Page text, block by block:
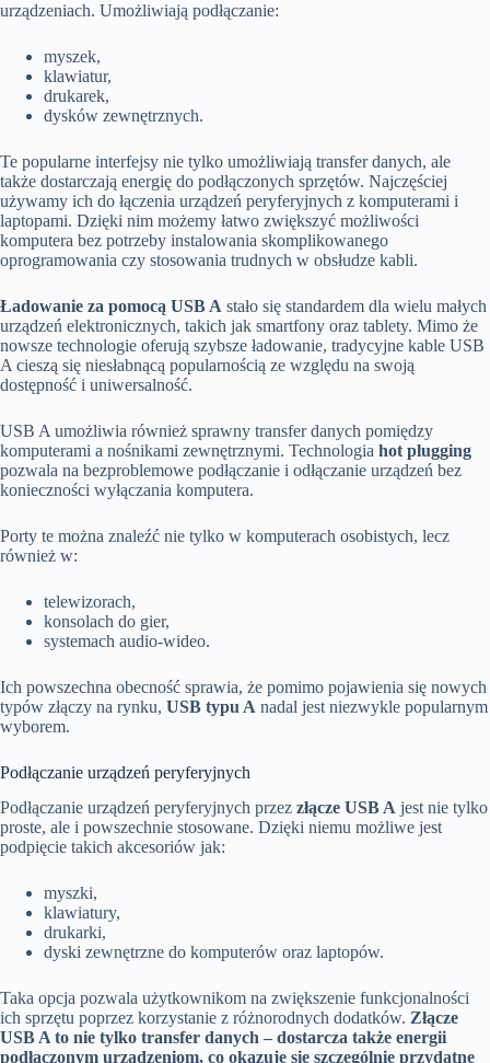
urządzeniach. Umożliwiają podłączanie:
myszek,
klawiatur,
drukarek,
dysków zewnętrznych.
Te popularne interfejsy nie tylko umożliwiają transfer danych, ale
także dostarczają energię do podłączonych sprzętów. Najczęściej
używamy ich do łączenia urządzeń peryferyjnych z komputerami i
laptopami. Dzięki nim możemy łatwo zwiększyć możliwości
komputera bez potrzeby instalowania skomplikowanego
oprogramowania czy stosowania trudnych w obsłudze kabli.
Ładowanie za pomocą USB A stało się standardem dla wielu małych
urządzeń elektronicznych, takich jak smartfony oraz tablety. Mimo że
nowsze technologie oferują szybsze ładowanie, tradycyjne kable USB
A cieszą się niesłabnącą popularnością ze względu na swoją
dostępność i uniwersalność.
USB A umożliwia również sprawny transfer danych pomiędzy
komputerami a nośnikami zewnętrznymi. Technologia hot plugging
pozwala na bezproblemowe podłączanie i odłączanie urządzeń bez
konieczności wyłączania komputera.
Porty te można znaleźć nie tylko w komputerach osobistych, lecz
również w:
telewizorach,
konsolach do gier,
systemach audio-wideo.
Ich powszechna obecność sprawia, że pomimo pojawienia się nowych
typów złączy na rynku, USB typu A nadal jest niezwykle popularnym
wyborem.
Podłączanie urządzeń peryferyjnych
Podłączanie urządzeń peryferyjnych przez złącze USB A jest nie tylko
proste, ale i powszechnie stosowane. Dzięki niemu możliwe jest
podpięcie takich akcesoriów jak:
myszki,
klawiatury,
drukarki,
dyski zewnętrzne do komputerów oraz laptopów.
Taka opcja pozwala użytkownikom na zwiększenie funkcjonalności
ich sprzętu poprzez korzystanie z różnorodnych dodatków. Złącze
USB A to nie tylko transfer danych – dostarcza także energii
podłączonym urządzeniom, co okazuje się szczególnie przydatne